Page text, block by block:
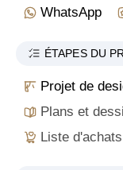
WhatsApp
ÉTAPES DU
Projet de
Plans et
Liste d'achats